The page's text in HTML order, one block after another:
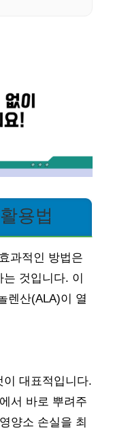
용법
과적인 방법은
것입니다. 이
렌산(ALA)이 열
대표적입니다.
서 바로 뿌려주
양소 손실을 최